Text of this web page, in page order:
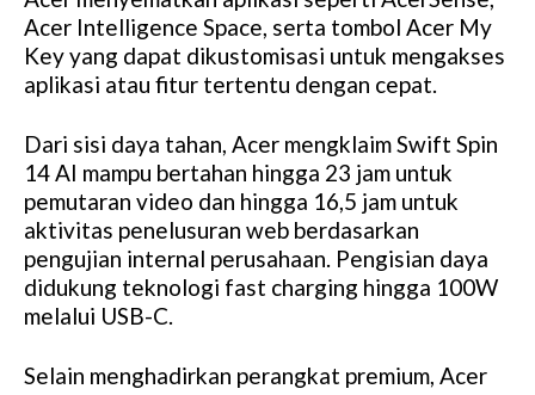
Acer Intelligence Space, serta tombol Acer My
Key yang dapat dikustomisasi untuk mengakses
aplikasi atau fitur tertentu dengan cepat.
Dari sisi daya tahan, Acer mengklaim Swift Spin
14 AI mampu bertahan hingga 23 jam untuk
pemutaran video dan hingga 16,5 jam untuk
aktivitas penelusuran web berdasarkan
pengujian internal perusahaan. Pengisian daya
didukung teknologi fast charging hingga 100W
melalui USB-C.
Selain menghadirkan perangkat premium, Acer